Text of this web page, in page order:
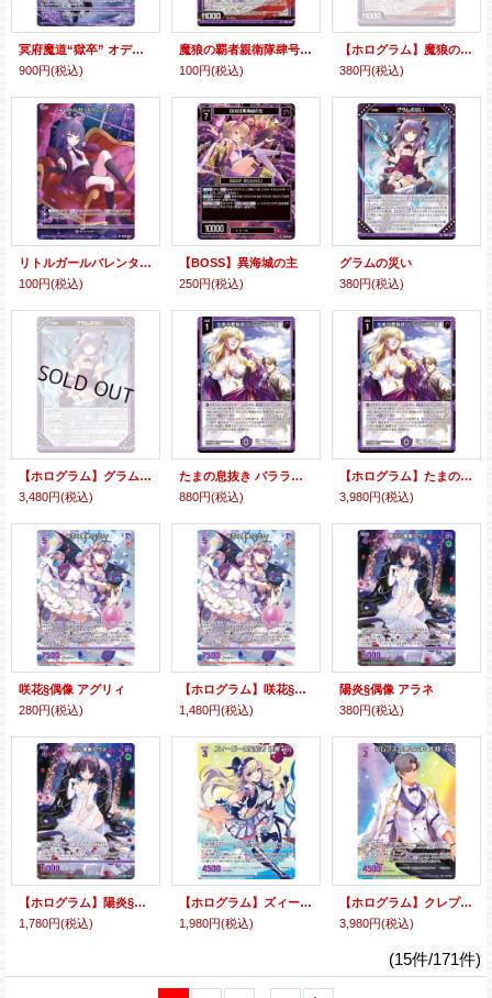
冥府魔道“獄卒” オディウム
900円(税込)
魔狼の覇者親衛隊肆号 テトララ
100円(税込)
【ホログラム】魔狼の覇者親衛隊肆号 テトララ
380円(税込)
リトルガールバレンタイン
100円(税込)
【BOSS】異海城の主
250円(税込)
グラムの災い
380円(税込)
【ホログラム】グラムの災い
3,480円(税込)
たまの息抜き バラライカ＆張
880円(税込)
【ホログラム】たまの息抜き バラライカ＆張
3,980円(税込)
咲花§偶像 アグリィ
280円(税込)
【ホログラム】咲花§偶像 アグリィ
1,480円(税込)
陽炎§偶像 アラネ
380円(税込)
【ホログラム】陽炎§偶像 アラネ
1,780円(税込)
【ホログラム】ズィーガーの契約者 綾瀬
1,980円(税込)
【ホログラム】クレプスの夢の欠片 大和
3,980円(税込)
(15件/171件)